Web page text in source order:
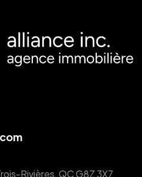
Rivières, QC G8Z 3X7